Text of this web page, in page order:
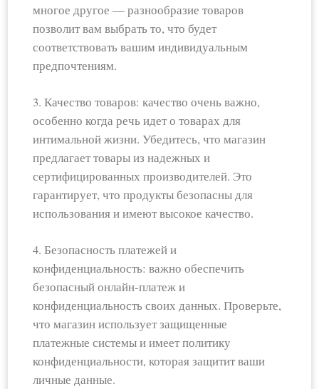
многое другое — разнообразие товаров
позволит вам выбрать то, что будет
соответствовать вашим индивидуальным
предпочтениям.
3. Качество товаров: качество очень важно,
особенно когда речь идет о товарах для
интимальной жизни. Убедитесь, что магазин
предлагает товары из надежных и
сертифицированных производителей. Это
гарантирует, что продукты безопасны для
использования и имеют высокое качество.
4. Безопасность платежей и
конфиденциальность: важно обеспечить
безопасный онлайн-платеж и
конфиденциальность своих данных. Проверьте,
что магазин использует защищенные
платежные системы и имеет политику
конфиденциальности, которая защитит ваши
личные данные.